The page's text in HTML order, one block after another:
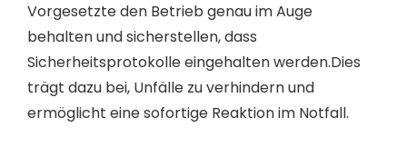
Vorgesetzte den Betrieb genau im Auge
behalten und sicherstellen, dass
Sicherheitsprotokolle eingehalten werden.Dies
trägt dazu bei, Unfälle zu verhindern und
ermöglicht eine sofortige Reaktion im Notfall.